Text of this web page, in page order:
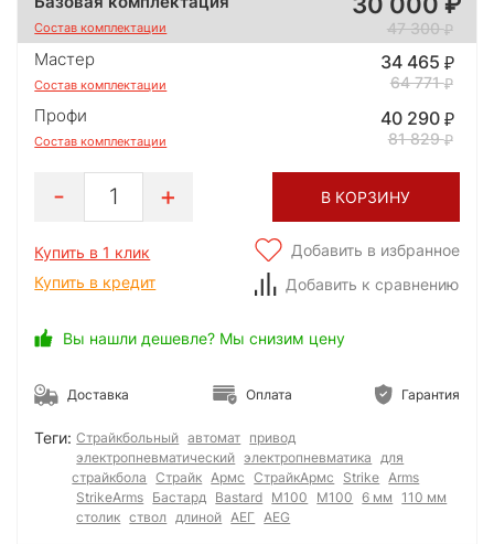
Состав комплектации 47 300
Мастер
Состав комплектации
34 465
64 771
Профи
Состав комплектации
40 290
81 829
1 В КОРЗИНУ
Купить в 1 клик
Купить в кредит
Добавить в избранное
Добавить к сравнению
Вы нашли дешевле? Мы снизим цену
Доставка Оплата Гарантия
Теги: Страйкбольный автомат привод
электропневматический электропневматика
для
страйкбола
Страйк Армс СтрайкАрмс Strike Arms
StrikeArms Бастард Bastard M100 М100 6 мм
110 мм
столик ствол длиной АЕГ AEG